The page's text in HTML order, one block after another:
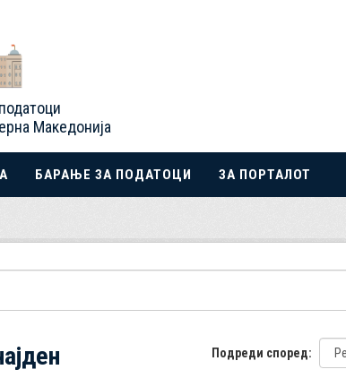
Македонија
БАРАЊЕ ЗА ПОДАТОЦИ ЗА ПОРТАЛОТ
Подреди според